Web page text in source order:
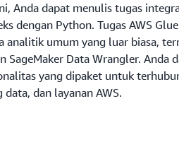
Anda dapat menulis tugas
dengan Python. Tugas AWS
analitik umum yang luar biasa,
SageMaker Data Wrangler. Anda
yang dipaket untuk
data, dan layanan AWS.